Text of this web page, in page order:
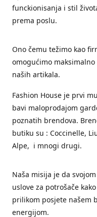
funckionisanja i stil
prema poslu.
Ono čemu težimo kao
omogućimo
naših artikala.
Fashion House je prvi
bavi maloprodajom
poznatih brendova.
butiku su : Coccinelle,
Alpe, i mnogi drugi.
Naša misija je da
uslove za potrošače
prilikom posjete našem
energijom.